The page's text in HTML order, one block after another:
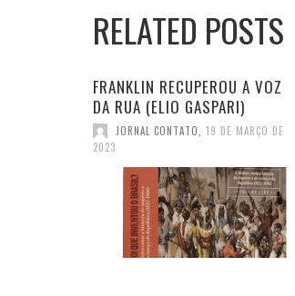
RELATED POSTS
FRANKLIN RECUPEROU A VOZ
DA RUA (ELIO GASPARI)
JORNAL CONTATO
19 DE MARÇO DE
2023